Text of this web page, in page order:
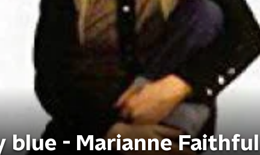
blue - Marianne Faithful